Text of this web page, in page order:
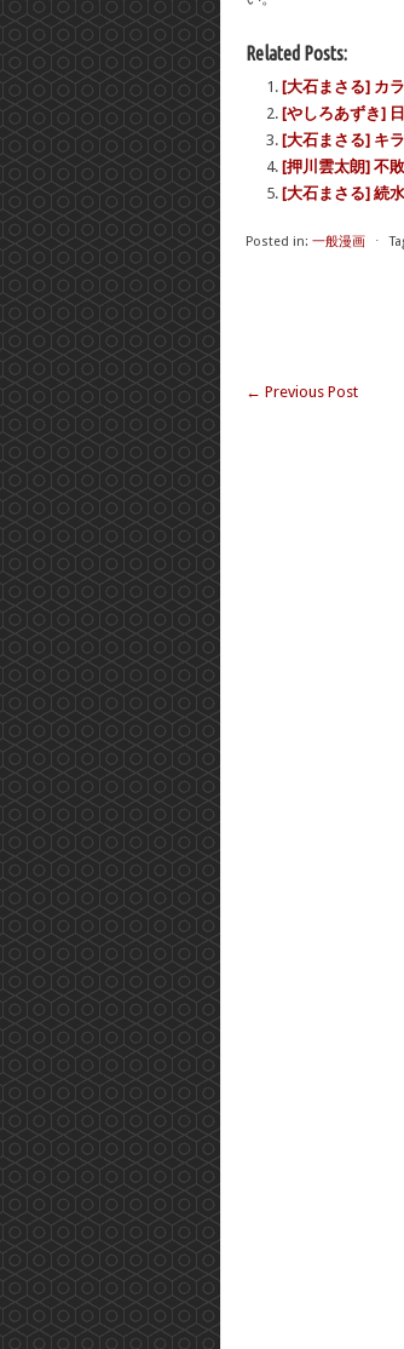
Related Posts:
[大石まさる] カ
[やしろあずき]
[大石まさる] キ
[押川雲太朗] 不
[大石まさる] 続
Posted in: 一般漫画 ⋅
← Previous Post